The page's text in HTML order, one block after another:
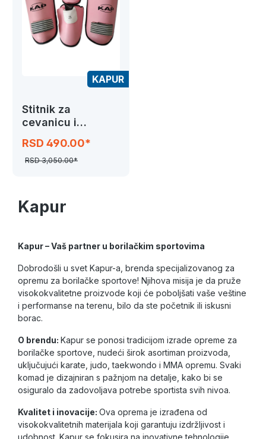
KAPUR
Stitnik za
cevanicu i
RSD 490.00*
RSD 3,050.00*
Kapur
Kapur – Vaš partner u borilačkim sportovima
Dobrodošli u svet Kapur-a, brenda specijalizovanog za
opremu za borilačke sportove! Njihova misija je da pruže
visokokvalitetne proizvode koji će poboljšati vaše veštine
i performanse na terenu, bilo da ste početnik ili iskusni
borac.
O brendu: Kapur se ponosi tradicijom izrade opreme za
borilačke sportove, nudeći širok asortiman proizvoda,
uključujući karate, judo, taekwondo i MMA opremu. Svaki
komad je dizajniran s pažnjom na detalje, kako bi se
osiguralo da zadovoljava potrebe sportista svih nivoa.
Kvalitet i inovacije: Ova oprema je izrađena od
visokokvalitetnih materijala koji garantuju izdržljivost i
udobnost. Kapur se fokusira na inovativne tehnologije